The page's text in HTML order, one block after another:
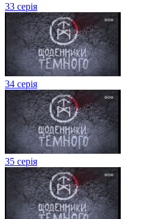
33 серія
34 серія
35 серія